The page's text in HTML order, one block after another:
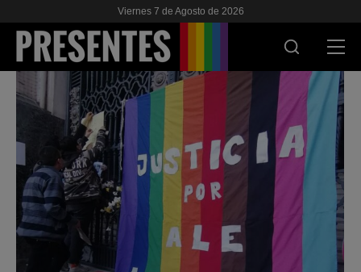
Viernes 7 de Agosto de 2026
ACTUALIDAD
INVESTIGACIONES
VIH & SIDA
ESCUELA
NOSOTRES